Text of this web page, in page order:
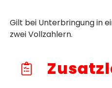
Gilt bei Unterbringung in
zwei Vollzahlern.